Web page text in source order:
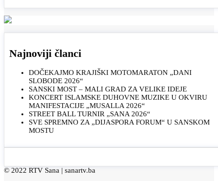
Najnoviji članci
DOČEKAJMO KRAJIŠKI MOTOMARATON „DANI
SLOBODE 2026“
SANSKI MOST – MALI GRAD ZA VELIKE IDEJE
KONCERT ISLAMSKE DUHOVNE MUZIKE U OKVIRU
MANIFESTACIJE „MUSALLA 2026“
STREET BALL TURNIR „SANA 2026“
SVE SPREMNO ZA „DIJASPORA FORUM“ U SANSKOM
MOSTU
© 2022 RTV Sana | sanartv.ba